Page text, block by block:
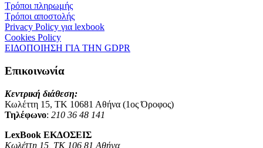
Τρόποι πληρωμής
Τρόποι αποστολής
Privacy Policy για lexbook
Cookies Policy
ΕΙΔΟΠΟΙΗΣΗ ΓΙΑ ΤΗΝ GDPR
Επικοινωνία
Κεντρική διάθεση:
Κωλέττη 15, ΤΚ 10681 Αθήνα (1ος Όροφος)
Τηλέφωνο: 210 36 48 141
LexBook ΕΚΔΟΣΕΙΣ
Κωλέττη 15, ΤΚ 106 81 Αθήνα